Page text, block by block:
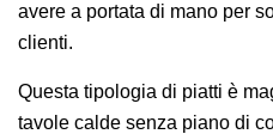
avere a portata di mano per
clienti.
Questa tipologia di piatti è
tavole calde senza piano di